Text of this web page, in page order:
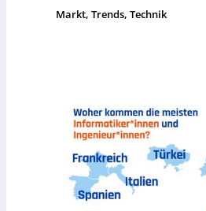
Markt, Trends, Technik